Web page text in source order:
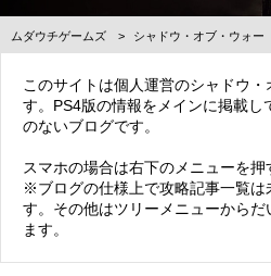
ムダウチゲームズ シャドウ・オブ・ウォー
このサイトは個人運営のシャドウ
す。PS4版の情報をメインに掲載し
のないブログです。
スマホの場合は右下のメニューを押
※ブログの仕様上で攻略記事一覧は
す。その他はツリーメニューから
ます。